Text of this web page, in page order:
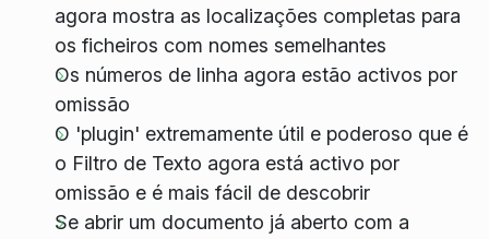
agora mostra as localizações completas para
os ficheiros com nomes semelhantes
Os números de linha agora estão activos por
omissão
O 'plugin' extremamente útil e poderoso que é
o Filtro de Texto agora está activo por
omissão e é mais fácil de descobrir
Se abrir um documento já aberto com a